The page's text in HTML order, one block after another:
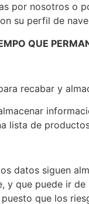
por nosotros o
su perfil de
QUE
recabar y
lista de
datos siguen
y que puede ir
que los